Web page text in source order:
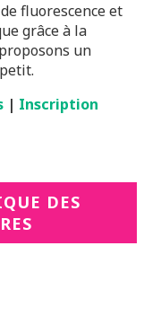
fluorescence et
grâce à la
un
| Inscription
DES